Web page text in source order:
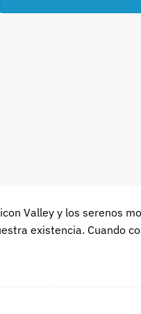
Valley y los serenos
existencia. Cuando